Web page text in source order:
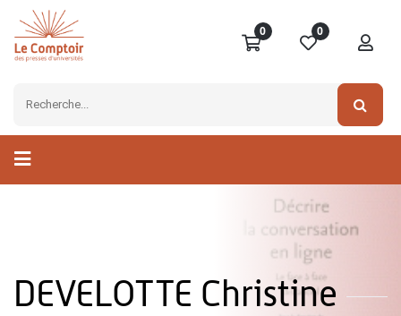
0 0
DEVELOTTE Christine